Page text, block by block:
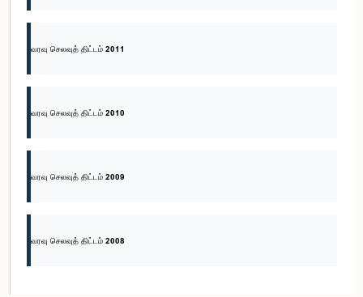
வரவு செலவுத் திட்டம் 2011
வரவு செலவுத் திட்டம் 2010
வரவு செலவுத் திட்டம் 2009
வரவு செலவுத் திட்டம் 2008